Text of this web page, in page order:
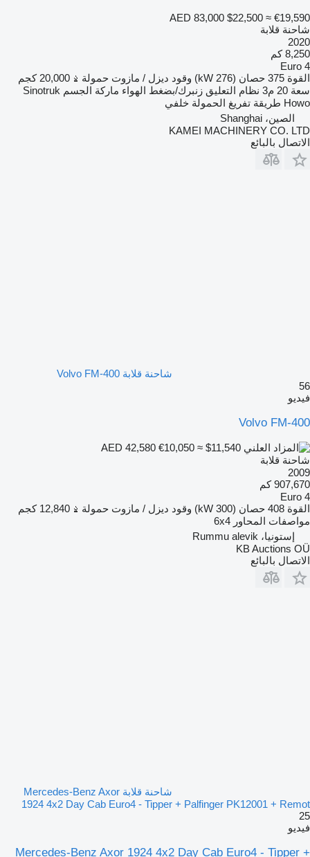
AED 83,000 $22,500 ≈ €19,590
شاحنة قلابة
2020
8,250 كم
Euro 4
القوة 375 حصان (276 kW) وقود ديزل / مازوت حمولة
20,000 كجم
سعة 20 م3 نظام التعليق زنبرك/بضغط الهواء ماركة الجسم Sinotruk
Howo طريقة تفريغ الحمولة خلفي
الصين، Shanghai
KAMEI MACHINERY CO. LTD
الاتصال بالبائع
شاحنة قلابة Volvo FM-400
56
فيديو
Volvo FM-400
€10,050 ≈ $11,540
شاحنة قلابة
2009
907,670 كم
Euro 4
القوة 408 حصان (300 kW) وقود ديزل / مازوت حمولة
12,840 كجم
مواصفات المحاور 6x4
إستونيا، Rummu alevik
KB Auctions OÜ
الاتصال بالبائع
شاحنة قلابة Mercedes-Benz Axor
1924 4x2 Day Cab Euro4 - Tipper + Palfinger PK12001 + Remot
25
فيديو
Mercedes-Benz Axor 1924 4x2 Day Cab Euro4 - Tipper +